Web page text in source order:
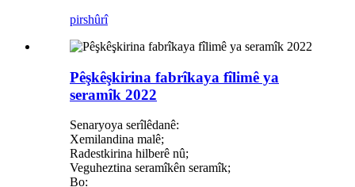
pirshûrî
Pêşkêşkirina fabrîkaya fîlimê ya
seramîk 2022
Senaryoya serîlêdanê:
Xemilandina malê;
Radestkirina hilberê nû;
Veguheztina seramîkên seramîk;
Bo: